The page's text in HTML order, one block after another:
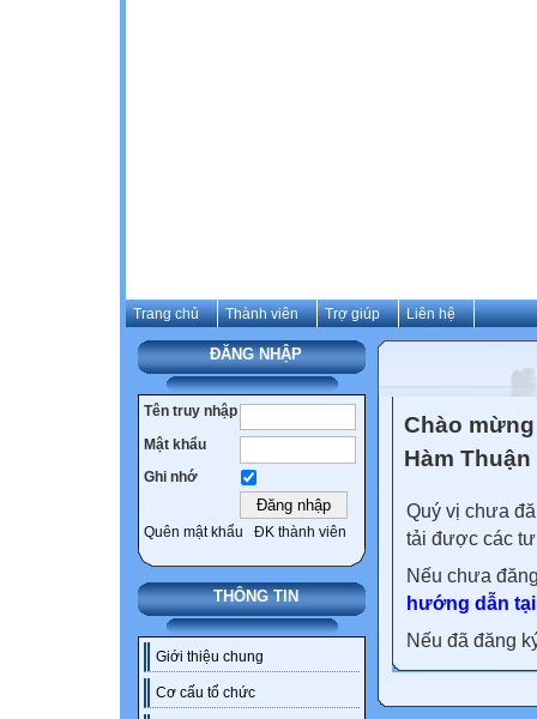
Trang chủ Thành viên Trợ giúp Liên hệ
ĐĂNG NHẬP
Tên truy nhập
Mật khẩu
Ghi nhớ
Quên mật khẩu ĐK thành viên
THÔNG TIN
Giới thiệu chung
Cơ cấu tổ chức
Chào
Hàm Thuận
Quý vị chưa
tải được các
Nếu chưa
hướng dẫn
Nếu đã đăng